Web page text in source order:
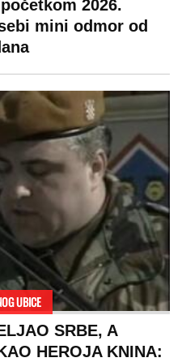
2026.
mini odmor od
UBICE
SRBE, A
HEROJA KNINA: